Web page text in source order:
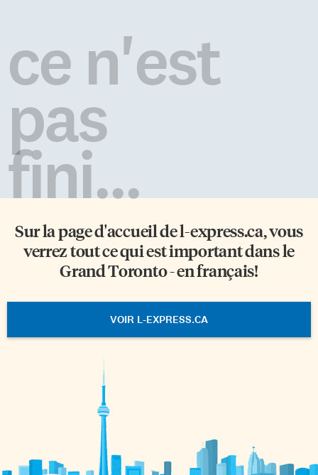
ce n'est
pas
fini...
Sur la page d'accueil del-express.ca, vous
verrez tout ce qui est important dans le
Grand Toronto - en français!
VOIR L-EXPRESS.CA